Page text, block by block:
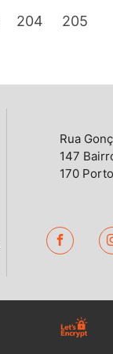
204 205
Rua
147
170